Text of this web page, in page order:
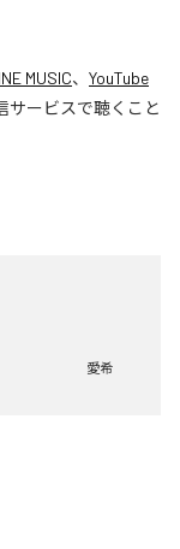
MUSIC、 YouTube
サービスで聴くこと
愛希